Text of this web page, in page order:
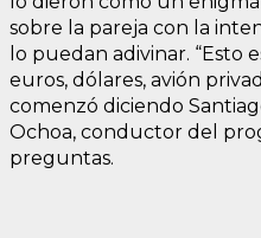
sobre la pareja con la
lo puedan adivinar. “Esto
euros, dólares, avión
comenzó diciendo
Ochoa, conductor del
preguntas.